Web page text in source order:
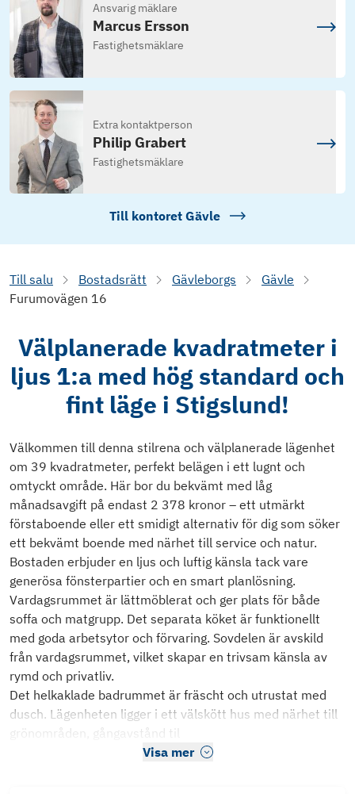
Ansvarig mäklare
Marcus Ersson
Fastighetsmäklare
Extra kontaktperson
Philip Grabert
Fastighetsmäklare
Till kontoret Gävle
Till salu Bostadsrätt Gävleborgs
Gävle
Furumovägen 16
Välplanerade kvadratmeter i
ljus 1:a med hög standard och
fint läge i Stigslund!
Välkommen till denna stilrena och välplanerade lägenhet
om 39 kvadratmeter, perfekt belägen i ett lugnt och
omtyckt område. Här bor du bekvämt med låg
månadsavgift på endast 2 378 kronor – ett utmärkt
förstaboende eller ett smidigt alternativ för dig som söker
ett bekvämt boende med närhet till service och natur.
Bostaden erbjuder en ljus och luftig känsla tack vare
generösa fönsterpartier och en smart planlösning.
Vardagsrummet är lättmöblerat och ger plats för både
soffa och matgrupp. Det separata köket är funktionellt
med goda arbetsytor och förvaring. Sovdelen är avskild
från vardagsrummet, vilket skapar en trivsam känsla av
rymd och privatliv.
Det helkaklade badrummet är fräscht och utrustat med
dusch. Lägenheten ligger i ett välskött hus med närhet till
grönområden, gångavstånd til
Visa mer